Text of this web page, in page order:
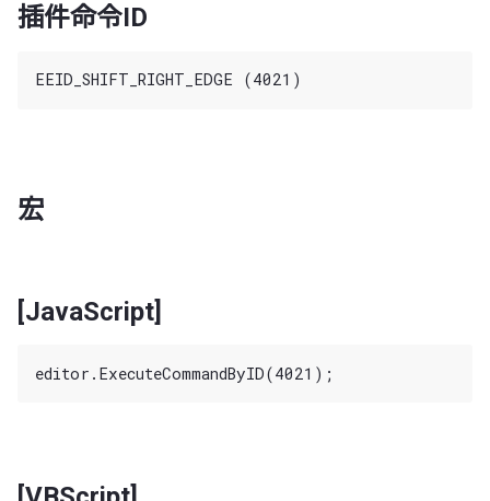
插件命令ID
宏
[JavaScript]